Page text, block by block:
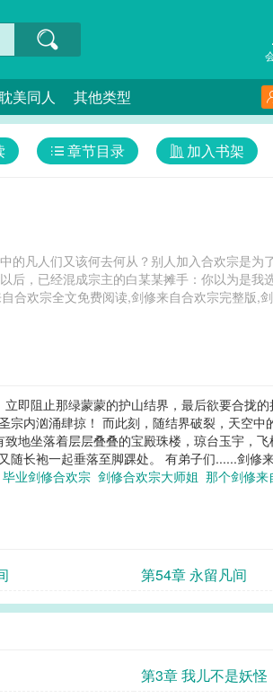
美同人 其他类型
加入书架
章节目录
的凡人们又该何去何从？别人加入合欢宗是为
后，已经混成宗主的白某某摊手：你以为是我
即阻止那绿蒙蒙的护山结界，最后欲要合拢
内汹涌肆掠！ 而此刻，随结界破裂，天空中
地坐落着层层叠叠的宝殿珠楼，琼台玉宇，
随长袍一起垂落至脚踝处。 有弟子们......剑修
毕业剑修合欢宗 剑修合欢宗大师姐 那个剑修来
第54章 永留凡间
第3章 我儿不是妖怪